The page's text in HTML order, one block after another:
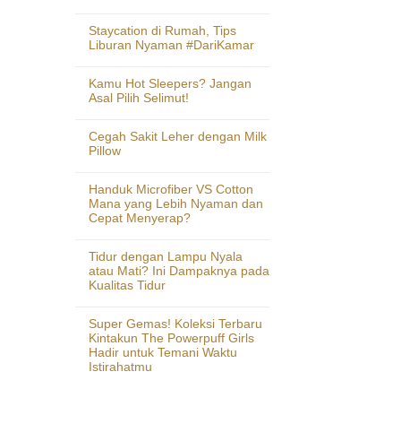
Staycation di Rumah, Tips
Liburan Nyaman #DariKamar
Kamu Hot Sleepers? Jangan
Asal Pilih Selimut!
Cegah Sakit Leher dengan Milk
Pillow
Handuk Microfiber VS Cotton
Mana yang Lebih Nyaman dan
Cepat Menyerap?
Tidur dengan Lampu Nyala
atau Mati? Ini Dampaknya pada
Kualitas Tidur
Super Gemas! Koleksi Terbaru
Kintakun The Powerpuff Girls
Hadir untuk Temani Waktu
Istirahatmu